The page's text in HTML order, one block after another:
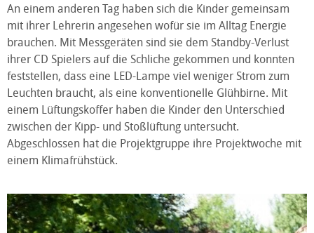
An einem anderen Tag haben sich die Kinder gemeinsam
mit ihrer Lehrerin angesehen wofür sie im Alltag Energie
brauchen. Mit Messgeräten sind sie dem Standby-Verlust
ihrer CD Spielers auf die Schliche gekommen und konnten
feststellen, dass eine LED-Lampe viel weniger Strom zum
Leuchten braucht, als eine konventionelle Glühbirne. Mit
einem Lüftungskoffer haben die Kinder den Unterschied
zwischen der Kipp- und Stoßlüftung untersucht.
Abgeschlossen hat die Projektgruppe ihre Projektwoche mit
einem Klimafrühstück.